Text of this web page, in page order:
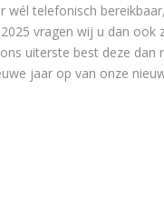
wél telefonisch
vragen wij u dan ook
uiterste best deze dan
jaar op van onze